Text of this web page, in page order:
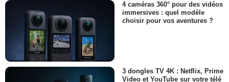
4 caméras 360° pour des vidéos
immersives : quel modèle
choisir pour vos aventures ?
3 dongles TV 4K : Netflix, Prime
Video et YouTube sur votre télé